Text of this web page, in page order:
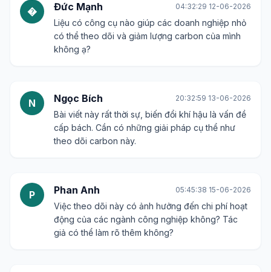
� Đức Mạnh 04:32:29 12-06-2026
Liệu có công cụ nào giúp các doanh nghiệp nhỏ
có thể theo dõi và giảm lượng carbon của mình
không ạ?
N Ngọc Bích 20:32:59 13-06-2026
Bài viết này rất thời sự, biến đổi khí hậu là vấn đề
cấp bách. Cần có những giải pháp cụ thể như
theo dõi carbon này.
P Phan Anh 05:45:38 15-06-2026
Việc theo dõi này có ảnh hưởng đến chi phí hoạt
động của các ngành công nghiệp không? Tác
giả có thể làm rõ thêm không?